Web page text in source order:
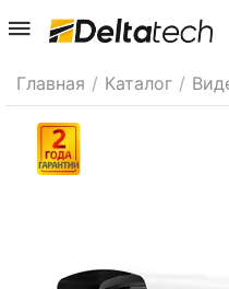
Главная / Каталог /